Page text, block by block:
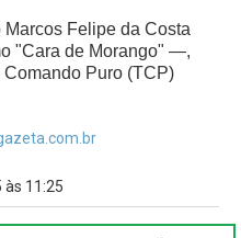
Felipe da Costa
"Cara de Morango" —,
Puro (TCP)
às 11:25